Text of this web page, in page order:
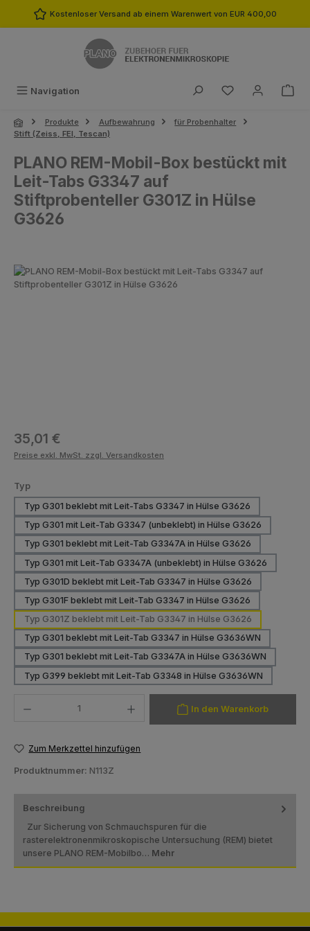
Zum Hauptinhalt springen
Kostenloser Versand ab einem Warenwert von EUR 400,00
Navigation Du hast 0
Produkte Aufbewahrung
für Probenhalter
Stift (Zeiss, FEI, Tescan)
PLANO REM-Mobil-Box bestückt mit
Leit-Tabs G3347 auf
Stiftprobenteller G301Z in Hülse
G3626
Bildergalerie überspringen
Regulärer Preis:
35,01 €
Preise exkl. MwSt. zzgl. Versandkosten
Typauswählen
Typ G301 beklebt mit Leit-Tabs G3347 in Hülse G3626
Typ G301 mit Leit-Tab G3347 (unbeklebt) in Hülse G3626
Typ G301 beklebt mit Leit-Tab G3347A in Hülse G3626
Typ G301 mit Leit-Tab G3347A (unbeklebt) in Hülse G3626
Typ G301D beklebt mit Leit-Tab G3347 in Hülse G3626
Typ G301F beklebt mit Leit-Tab G3347 in Hülse G3626
Typ G301Z beklebt mit Leit-Tab G3347 in Hülse G3626
Typ G301 beklebt mit Leit-Tab G3347 in Hülse G3636WN
Typ G301 beklebt mit Leit-Tab G3347A in Hülse G3636WN
Typ G399 beklebt mit Leit-Tab G3348 in Hülse G3636WN
In den Warenkorb
Zum Merkzettel hinzufügen
Produktnummer: N113Z
Beschreibung
Zur Sicherung von Schmauchspuren für die
rasterelektronenmikroskopische Untersuchung (REM) bietet
unsere PLANO REM-Mobilbo… Mehr